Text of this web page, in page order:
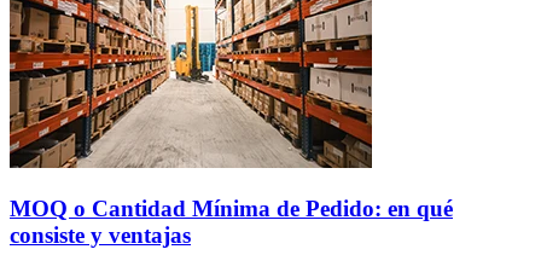
MOQ o Cantidad Mínima de Pedido: en qué
consiste y ventajas